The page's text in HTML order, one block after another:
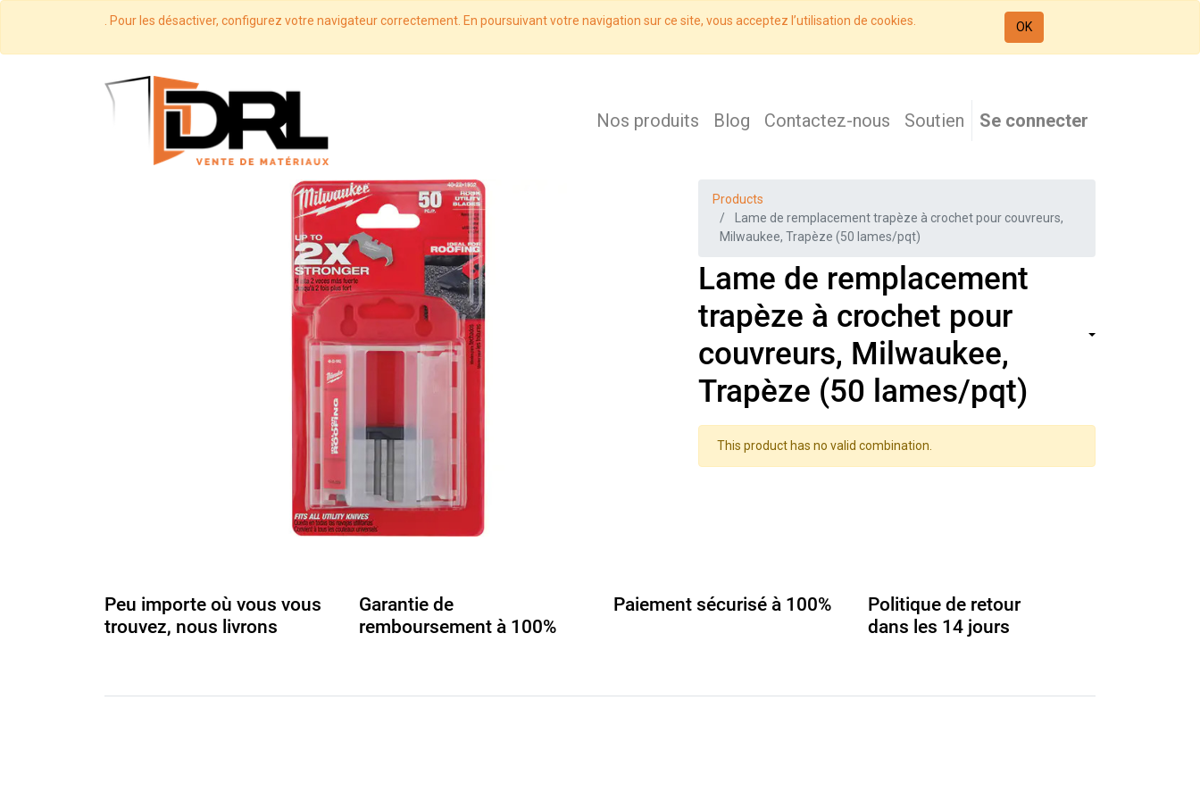
. Pour les désactiver, configurez votre navigateur correctement. En poursuivant votre navigation sur ce site, vous acceptez l’utilisation de cookies. OK
Nos produits Blog Contactez-nous Soutien Se connecter
Products
Lame de remplacement trapèze à crochet pour couvreurs,
Milwaukee, Trapèze (50 lames/pqt)
Lame de remplacement
trapèze à crochet pour
couvreurs, Milwaukee,
Trapèze (50 lames/pqt)
This product has no valid combination.
Peu importe où vous vous
trouvez, nous livrons
Garantie de
remboursement à 100%
Paiement sécurisé à 100%
Politique de retour
dans les 14 jours